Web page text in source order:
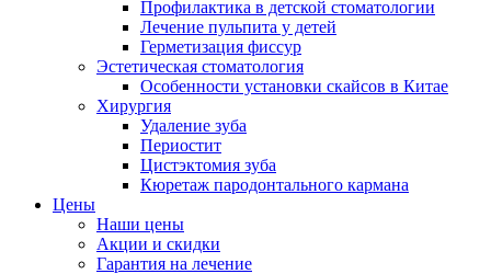
Профилактика в детской стоматологии
Лечение пульпита у детей
Герметизация фиссур
Эстетическая стоматология
Особенности установки скайсов в Китае
Хирургия
Удаление зуба
Периостит
Цистэктомия зуба
Кюретаж пародонтального кармана
Цены
Наши цены
Акции и скидки
Гарантия на лечение